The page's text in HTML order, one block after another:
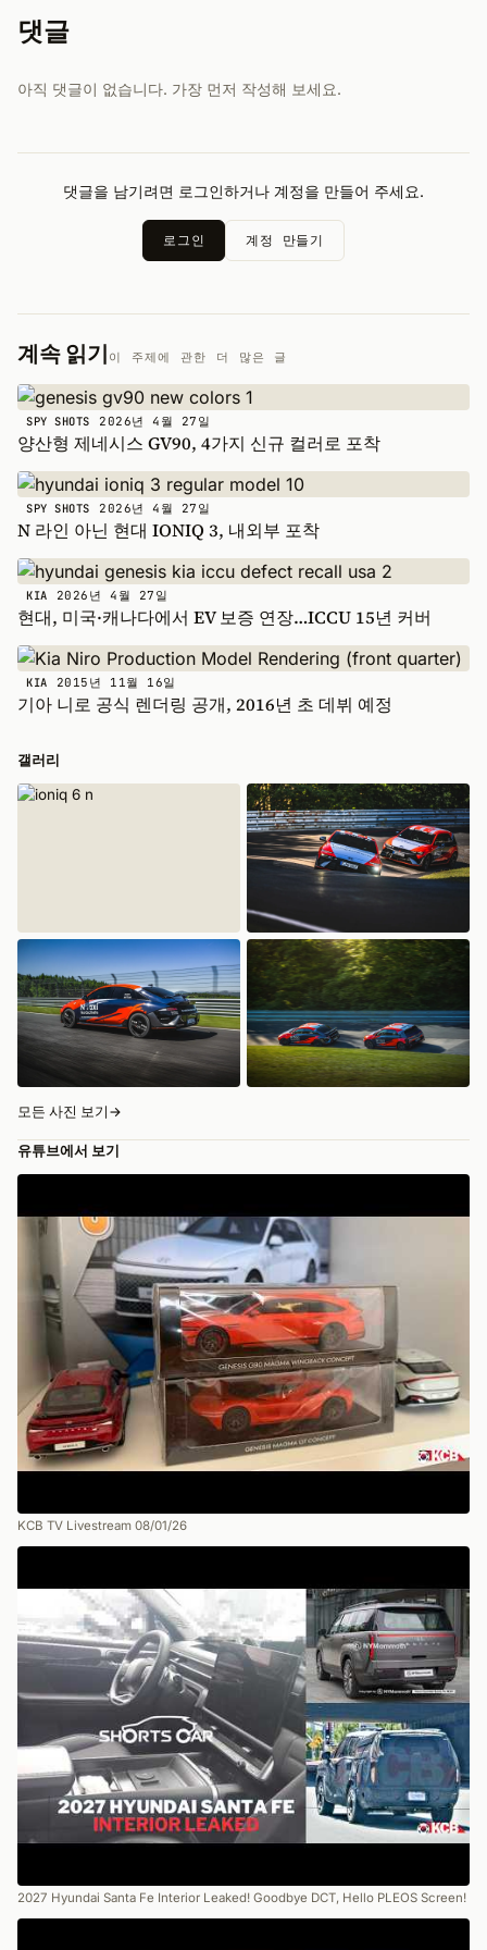
댓글
아직 댓글이 없습니다. 가장 먼저 작성해 보세요.
댓글을 남기려면 로그인하거나 계정을 만들어 주세요.
로그인 계정 만들기
계속 읽기 이 주제에 관한 더 많은 글
SPY SHOTS 2026년 4월 27일
양산형 제네시스 GV90, 4가지 신규 컬러로 포착
SPY SHOTS 2026년 4월 27일
N 라인 아닌 현대 IONIQ 3, 내외부 포착
KIA 2026년 4월 27일
현대, 미국·캐나다에서 EV 보증 연장…ICCU 15년 커버
KIA 2015년 11월 16일
기아 니로 공식 렌더링 공개, 2016년 초 데뷔 예정
갤러리
모든 사진 보기 →
유튜브에서 보기
KCB TV Livestream 08/01/26
2027 Hyundai Santa Fe Interior Leaked! Goodbye DCT, Hello PLEOS Screen!